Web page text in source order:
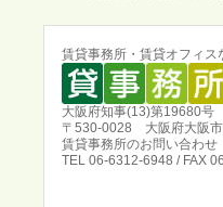
賃貸事務所・賃貸オフィス
大阪府知事(13)第19680号
〒530-0028 大阪府大阪
賃貸事務所のお問い合わせ
TEL 06-6312-6948 / FAX